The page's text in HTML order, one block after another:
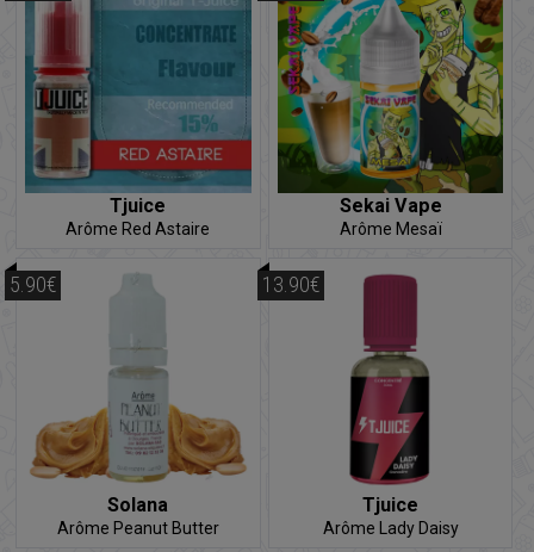
Tjuice
Arôme Red Astaire
Sekai Vape
Arôme Mesaï
Solana
Arôme Peanut Butter
5.90€
Tjuice
Arôme Lady Daisy
13.90€